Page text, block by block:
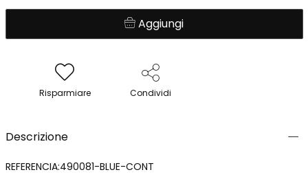
Aggiungi
Risparmiare Condividi
Descrizione
REFERENCIA:490081-BLUE-CONT